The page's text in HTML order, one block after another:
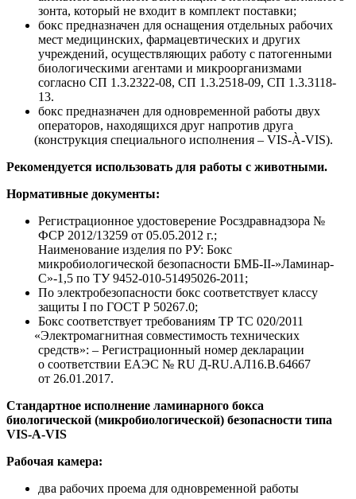
зонта, который не входит в комплект поставки;
бокс предназначен для оснащения отдельных рабочих
мест медицинских, фармацевтических и других
учреждений, осуществляющих работу с патогенными
биологическими агентами и микроорганизмами
согласно СП 1.3.2322-08, СП 1.3.2518-09, СП 1.3.3118-
13.
бокс предназначен для одновременной работы двух
операторов, находящихся друг напротив друга
(конструкция специального исполнения – VIS-À-VIS).
Рекомендуется использовать для работы с животными.
Нормативные документы:
Регистрационное удостоверение Росздравнадзора №
ФСР 2012/13259 от 05.05.2012 г.;
Наименование изделия по РУ: Бокс
микробиологической безопасности БМБ-II-»Ламинар-
С»-1,5 по ТУ 9452-010-51495026-2011;
По электробезопасности бокс соответствует классу
защиты I по ГОСТ Р 50267.0;
Бокс соответствует требованиям ТР ТС 020/2011
«Электромагнитная совместимость технических
средств»: – Регистрационный номер декларации
о соответствии ЕАЭС № RU Д-RU.АЛ16.B.64667
от 26.01.2017.
Стандартное исполнение ламинарного бокса
биологической (микробиологической) безопасности типа
VIS-A-VIS
Рабочая камера:
два рабочих проема для одновременной работы